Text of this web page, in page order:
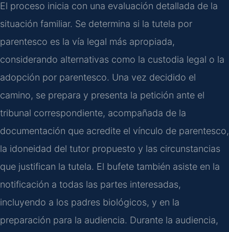
El proceso inicia con una evaluación detallada de la
situación familiar. Se determina si la tutela por
parentesco es la vía legal más apropiada,
considerando alternativas como la custodia legal o la
adopción por parentesco. Una vez decidido el
camino, se prepara y presenta la petición ante el
tribunal correspondiente, acompañada de la
documentación que acredite el vínculo de parentesco,
la idoneidad del tutor propuesto y las circunstancias
que justifican la tutela. El bufete también asiste en la
notificación a todas las partes interesadas,
incluyendo a los padres biológicos, y en la
preparación para la audiencia. Durante la audiencia,